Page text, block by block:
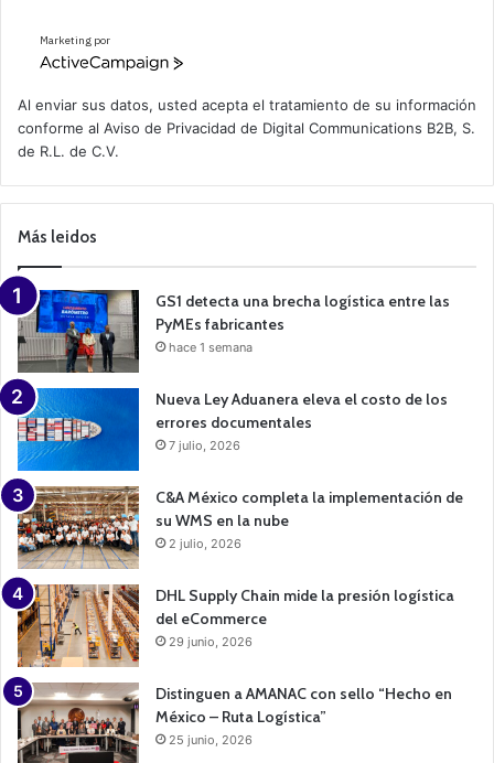
Marketing por
A
v
e
a
m
a
n
Al enviar sus datos, usted acepta el tratamiento de su información
conforme al Aviso de Privacidad de Digital Communications B2B, S.
de R.L. de C.V.
Más leidos
GS1 detecta una brecha logística entre las
PyMEs fabricantes
hace 1 semana
Nueva Ley Aduanera eleva el costo de los
errores documentales
7 julio, 2026
C&A México completa la implementación de
su WMS en la nube
2 julio, 2026
DHL Supply Chain mide la presión logística
del eCommerce
29 junio, 2026
Distinguen a AMANAC con sello “Hecho en
México – Ruta Logística”
25 junio, 2026